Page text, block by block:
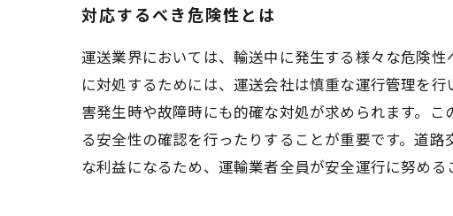
対応するべき危険性とは
運送業界においては、輸送中に発生する様々な危険
に対処するためには、運送会社は慎重な運行管理を
害発生時や故障時にも的確な対処が求められます。
る安全性の確認を行ったりすることが重要です。道
な利益になるため、運輸業者全員が安全運行に努める